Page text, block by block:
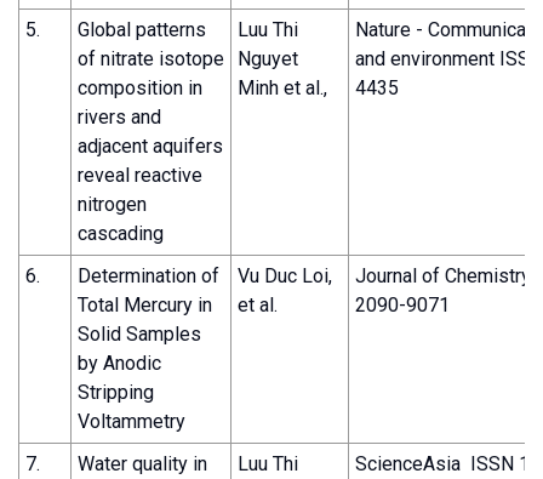
5.
Global patterns
of nitrate isotope
composition in
rivers and
adjacent aquifers
reveal reactive
nitrogen
cascading
Luu Thi
Nguyet
Minh et al.,
Nature -
and environment
4435
6.
Determination of
Total Mercury in
Solid Samples
by Anodic
Stripping
Voltammetry
Vu Duc Loi,
et al.
Journal of Chemistry
2090-9071
7.
Water quality in
Luu Thi
ScienceAsia ISSN